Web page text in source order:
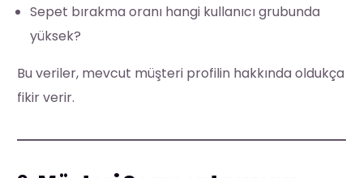
Sepet bırakma oranı hangi kullanıcı grubunda
yüksek?
Bu veriler, mevcut müşteri profilin hakkında oldukça
fikir verir.